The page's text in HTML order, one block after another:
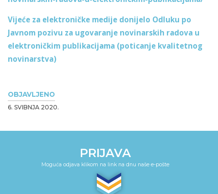
OBJAVLJENO
6. SVIBNJA 2020.
Vijeće za elektroničke medije donijelo Odluku po
Javnom pozivu za ugovaranje novinarskih radova u
elektroničkim publikacijama (poticanje kvalitetnog
novinarstva)
PRIJAVA
Moguća odjava klikom na link na dnu naše e-pošte